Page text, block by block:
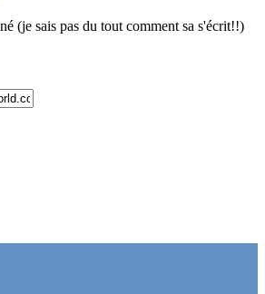
(je sais pas du tout comment sa s'écrit!!)